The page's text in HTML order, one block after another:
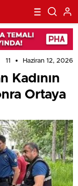
11 Haziran 12, 2026
Kadının
Ortaya